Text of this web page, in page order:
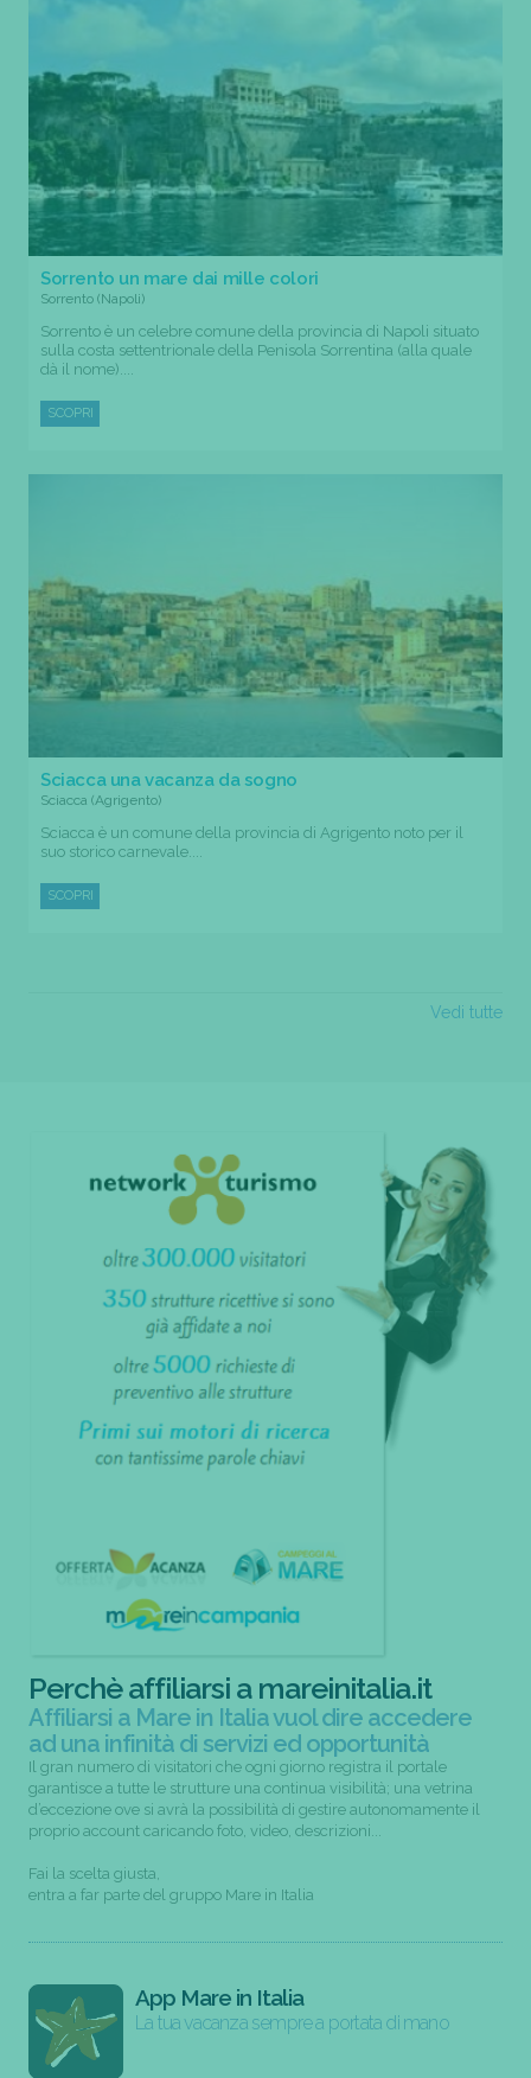
Sorrento un mare dai mille colori
Sorrento (Napoli)
Sorrento è un celebre comune della provincia di Napoli situato
sulla costa settentrionale della Penisola Sorrentina (alla quale
dà il nome)....
SCOPRI
Sciacca una vacanza da sogno
Sciacca (Agrigento)
Sciacca è un comune della provincia di Agrigento noto per il
suo storico carnevale....
SCOPRI
Vedi tutte
Perchè affiliarsi a mareinitalia.it
Affiliarsi a Mare in Italia vuol dire accedere
ad una infinità di servizi ed opportunità
Il gran numero di visitatori che ogni giorno registra il portale
garantisce a tutte le strutture una continua visibilità; una vetrina
d’eccezione ove si avrà la possibilità di gestire autonomamente il
proprio account caricando foto, video, descrizioni...
Fai la scelta giusta,
entra a far parte del gruppo Mare in Italia
App Mare in Italia
La tua vacanza sempre a portata di mano